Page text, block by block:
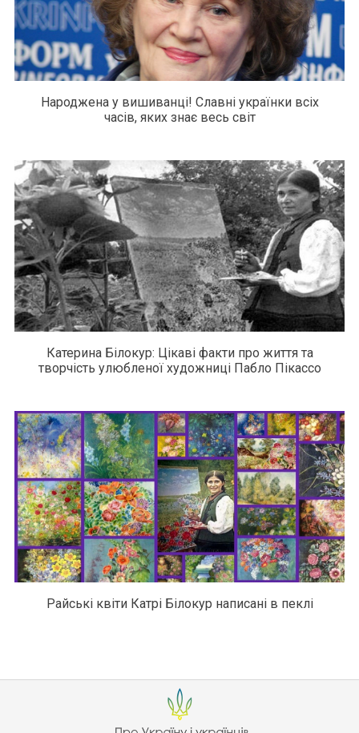
Народжена у вишиванці! Славні українки всіх
часів, яких знає весь світ
Катерина Білокур: Цікаві факти про життя та
творчість улюбленої художниці Пабло Пікассо
Райські квіти Катрі Білокур написані в пеклі